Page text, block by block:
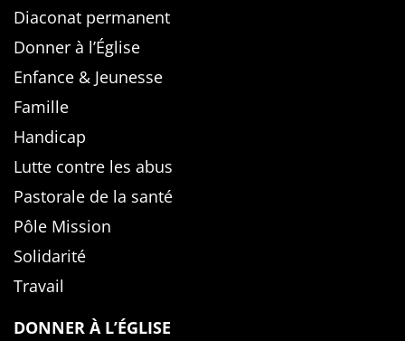
Diaconat permanent
Donner à l’Église
Enfance & Jeunesse
Famille
Handicap
Lutte contre les abus
Pastorale de la santé
Pôle Mission
Solidarité
Travail
DONNER À L’ÉGLISE